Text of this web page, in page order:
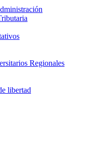
Regionales
libertad